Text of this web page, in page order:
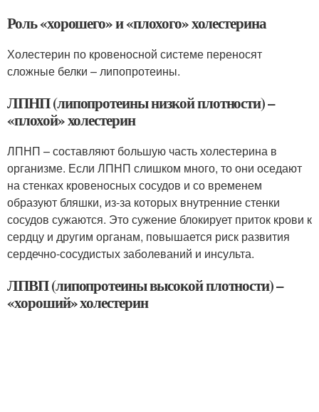
Роль «хорошего» и «плохого» холестерина
Холестерин по кровеносной системе переносят
сложные белки – липопротеины.
ЛПНП (липопротеины низкой плотности) –
«плохой» холестерин
ЛПНП – составляют большую часть холестерина в
организме. Если ЛПНП слишком много, то они оседают
на стенках кровеносных сосудов и со временем
образуют бляшки, из-за которых внутренние стенки
сосудов сужаются. Это сужение блокирует приток крови к
сердцу и другим органам, повышается риск развития
сердечно-сосудистых заболеваний и инсульта.
ЛПВП (липопротеины высокой плотности) –
«хороший» холестерин